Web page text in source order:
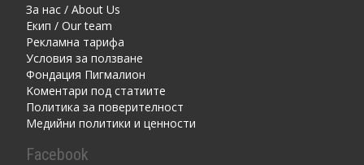
За нас / About Us
Екип / Our team
Рекламна тарифа
Условия за ползване
Фондация Пигмалион
Kоментaри под статиите
Политика за поверителност
Медийни политики и ценности
Facebook